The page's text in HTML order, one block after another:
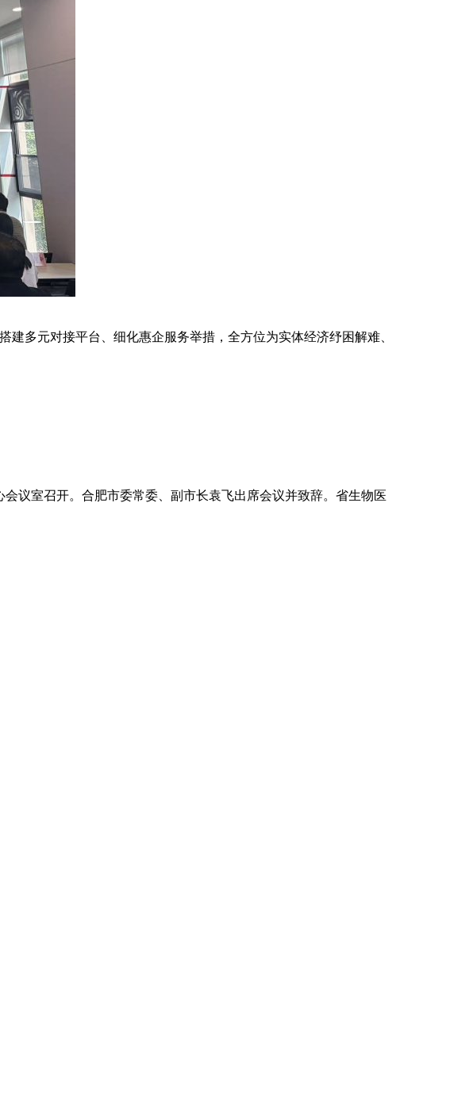
多元对接平台、细化惠企服务举措，全方位为实体经济纾困解难、
议室召开。合肥市委常委、副市长袁飞出席会议并致辞。省生物医